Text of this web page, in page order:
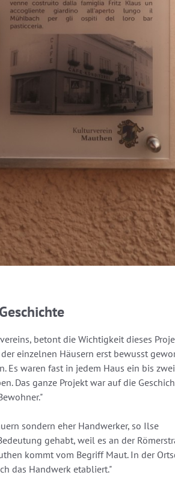
betont die Wichtigkeit dieses
einzelnen Häusern erst bewusst
Es waren fast in jedem Haus ein bis zwei
Das ganze Projekt war auf die
sondern eher Handwerker, so Ilse
gehabt, weil es an der
kommt vom Begriff Maut. In der
das Handwerk etabliert."